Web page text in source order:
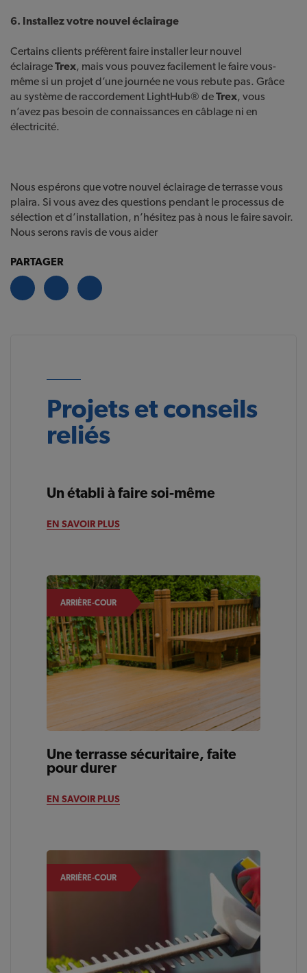
6. Installez votre nouvel éclairage
Certains clients préfèrent faire installer leur nouvel
éclairageTrex, mais vous pouvez facilement le faire vous-
même si un projet d’une journée ne vous rebute pas. Grâce
au système de raccordement LightHub® deTrex, vous
n’avez pas besoin de connaissances en câblage ni en
électricité.
Nous espérons que votre nouvel éclairage de terrasse vous
plaira. Si vous avez des questions pendant le processus de
sélection et d’installation, n’hésitez pas à nous le faire savoir.
Nous serons ravis de vous aider
PARTAGER
Projets et conseils
reliés
ARRIÈRE-COUR
Un établi à faire soi-même
EN SAVOIR PLUS
ARRIÈRE-COUR
Une terrasse sécuritaire, faite
pour durer
EN SAVOIR PLUS
ARRIÈRE-COUR